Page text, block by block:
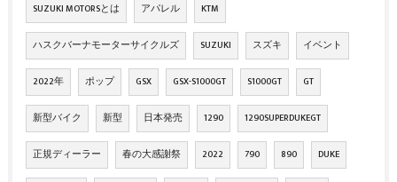
SUZUKI MOTORSとは アパレル KTM
ハスクバーナモーターサイクルズ SUZUKI スズキ イベント
2022年 ポップ GSX GSX-S1000GT S1000GT GT
新型バイク 新型 日本発売 1290 1290SUPERDUKEGT
正規ディーラー 春の大感謝祭 2022 790 890 DUKE